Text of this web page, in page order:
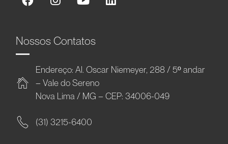
Nossos Contatos
Endereço: Al. Oscar Niemeyer, 288 / 5º andar
– Vale do Sereno
Nova Lima / MG – CEP: 34006-049
(31) 3215-6400